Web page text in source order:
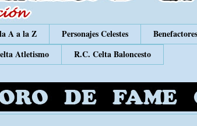
A a la Z Personajes Celestes
Atletismo R.C. Celta Baloncesto